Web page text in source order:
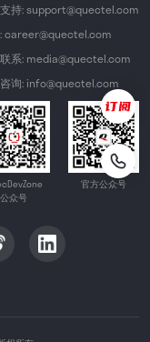
持: support@quectel.com
career@quectel.com
系: media@quectel.com
询: info@quectel.com
公众号
官方公众号